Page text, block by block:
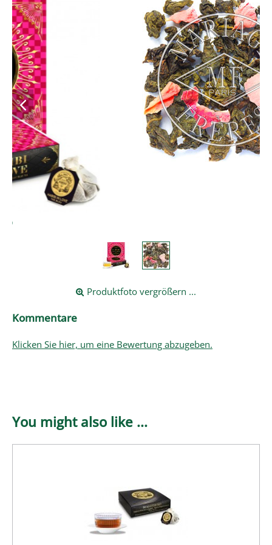
Produktfoto vergrößern ...
Kommentare
Klicken Sie hier, um eine Bewertung abzugeben.
You might also like ...